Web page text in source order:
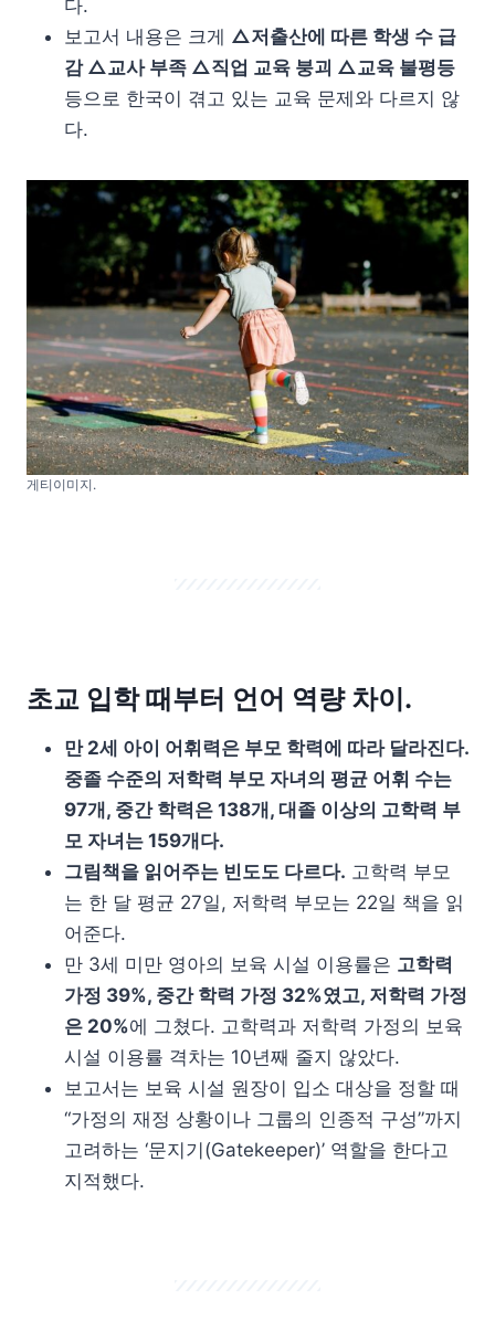
다.
보고서 내용은 크게 △저출산에 따른 학생 수 급
감 △교사 부족 △직업 교육 붕괴 △교육 불평등
등으로 한국이 겪고 있는 교육 문제와 다르지 않
다.
게티이미지.
초교 입학 때부터 언어 역량 차이.
만 2세 아이 어휘력은 부모 학력에 따라 달라진다.
중졸 수준의 저학력 부모 자녀의 평균 어휘 수는
97개, 중간 학력은 138개, 대졸 이상의 고학력 부
모 자녀는 159개다.
그림책을 읽어주는 빈도도 다르다. 고학력 부모
는 한 달 평균 27일, 저학력 부모는 22일 책을 읽
어준다.
만 3세 미만 영아의 보육 시설 이용률은 고학력
가정 39%, 중간 학력 가정 32%였고, 저학력 가정
은 20%에 그쳤다. 고학력과 저학력 가정의 보육
시설 이용률 격차는 10년째 줄지 않았다.
보고서는 보육 시설 원장이 입소 대상을 정할 때
“가정의 재정 상황이나 그룹의 인종적 구성”까지
고려하는 ‘문지기(Gatekeeper)’ 역할을 한다고
지적했다.